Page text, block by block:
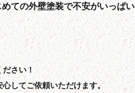
めての外壁塗装で不安がいっぱい
さい！
してご依頼いただけます。